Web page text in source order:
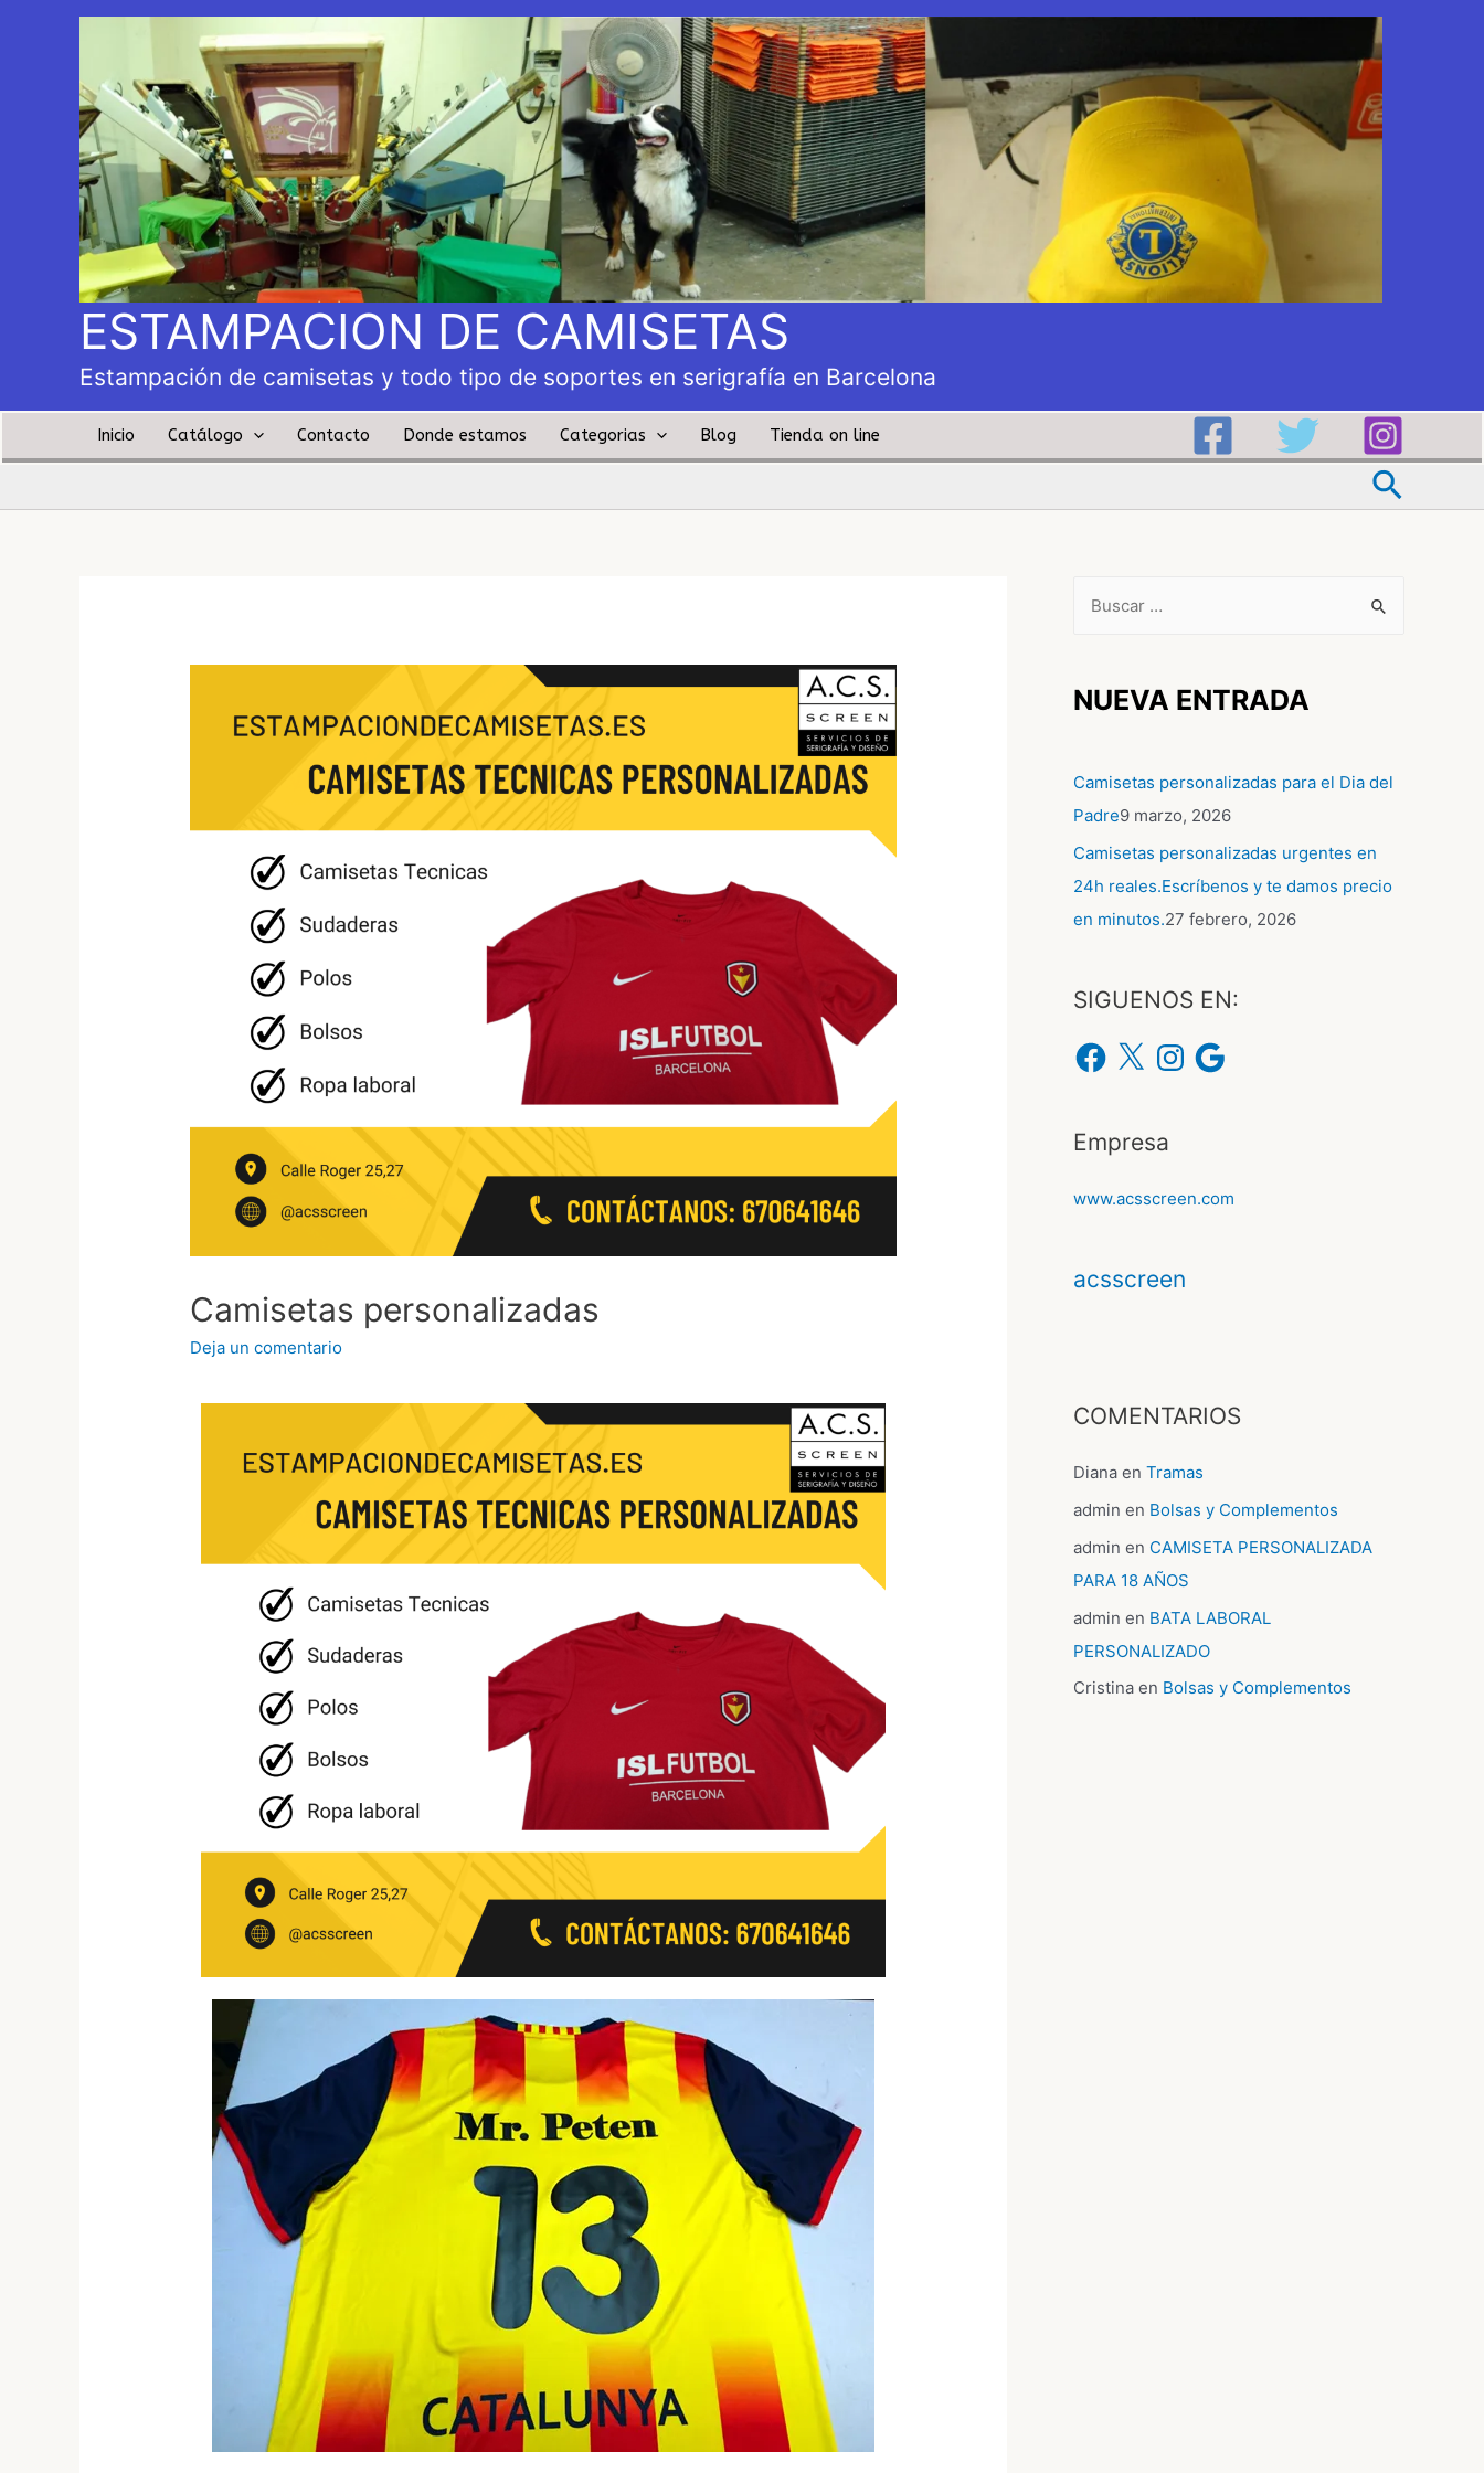
ESTAMPACION DE CAMISETAS
Estampación de camisetas y todo tipo de soportes en serigrafía en Barcelona
Inicio Catálogo Contacto Donde estamos Categorias Blog Tienda on line
Camisetas personalizadas
Deja un comentario
NUEVA ENTRADA
Camisetas personalizadas para el Dia del
Padre9 marzo, 2026
Camisetas personalizadas urgentes en
24h reales.Escríbenos y te damos precio
en minutos.27 febrero, 2026
SIGUENOS EN:
Empresa
www.acsscreen.com
acsscreen
COMENTARIOS
Diana en Tramas
admin en Bolsas y Complementos
admin en CAMISETA PERSONALIZADA
PARA 18 AÑOS
admin en BATA LABORAL
PERSONALIZADO
Cristina en Bolsas y Complementos